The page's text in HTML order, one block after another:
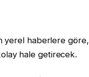
yerel haberlere göre,
hale getirecek.